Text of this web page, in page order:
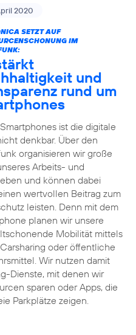
2020
SETZT AUF
IM
und
rund um
ist die digitale
denkbar. Über den
organisieren wir große
Arbeits- und
und können dabei
wertvollen Beitrag zum
leisten. Denn mit dem
planen wir unsere
Mobilität mittels
oder öffentliche
Wir nutzen damit
Dienste, mit denen wir
sparen oder Apps, die
Parkplätze zeigen.